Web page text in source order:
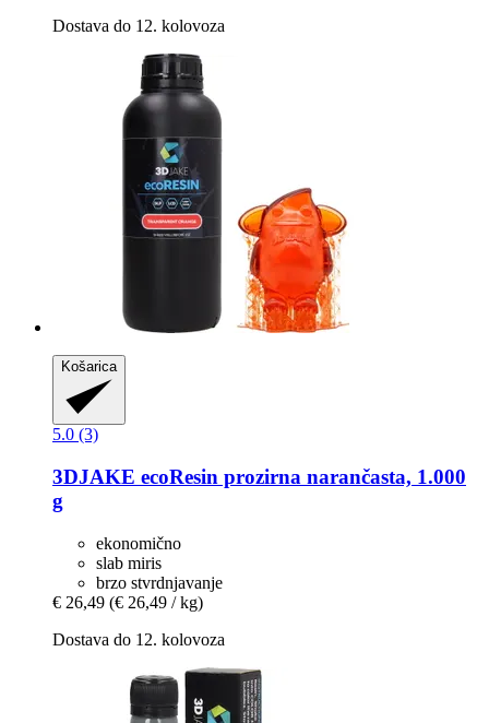
Dostava do 12. kolovoza
Košarica
5.0 (3)
3DJAKE ecoResin prozirna narančasta, 1.000
g
ekonomično
slab miris
brzo stvrdnjavanje
€ 26,49 (€ 26,49 / kg)
Dostava do 12. kolovoza